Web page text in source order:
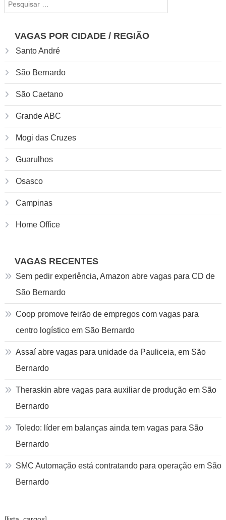
por:
VAGAS POR CIDADE / REGIÃO
Santo André
São Bernardo
São Caetano
Grande ABC
Mogi das Cruzes
Guarulhos
Osasco
Campinas
Home Office
VAGAS RECENTES
Sem pedir experiência, Amazon abre vagas para CD de
São Bernardo
Coop promove feirão de empregos com vagas para
centro logístico em São Bernardo
Assaí abre vagas para unidade da Pauliceia, em São
Bernardo
Theraskin abre vagas para auxiliar de produção em São
Bernardo
Toledo: líder em balanças ainda tem vagas para São
Bernardo
SMC Automação está contratando para operação em São
Bernardo